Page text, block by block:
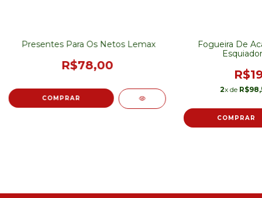
Presentes Para Os Netos Lemax
R$78,00
Fogueira De
2x de